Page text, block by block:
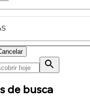
de busca